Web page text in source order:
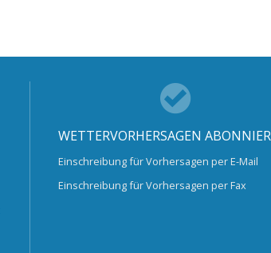
WETTERVORHERSAGEN
Einschreibung für Vorhersagen per E-Mail
Einschreibung für Vorhersagen per Fax